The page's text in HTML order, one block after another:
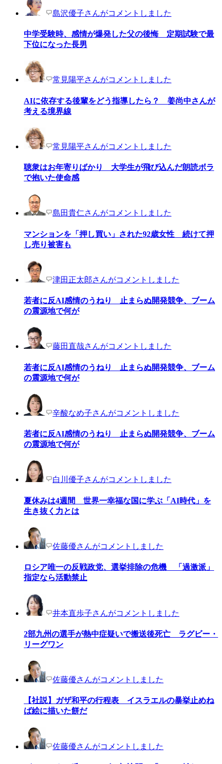
島沢優子さんがコメントしました
中学受験時、感情が爆発した父の後悔 定期試験で最
下位になった長男
常見陽平さんがコメントしました
AIに依存する後輩をどう指導したら？ 姜尚中さんが
考える境界線
常見陽平さんがコメントしました
聴衆はお年寄りばかり 大学生が飛び込んだ朗読ボラ
で抱いた使命感
島田貴仁さんがコメントしました
マンションを「押し買い」された92歳女性 続けて押
し売り被害も
津田正太郎さんがコメントしました
若者に反AI感情のうねり 止まらぬ開発競争、ブーム
の震源地で何が
藤田直哉さんがコメントしました
若者に反AI感情のうねり 止まらぬ開発競争、ブーム
の震源地で何が
辛酸なめ子さんがコメントしました
若者に反AI感情のうねり 止まらぬ開発競争、ブーム
の震源地で何が
白川優子さんがコメントしました
夏休みは4週間 世界一幸福な国に学ぶ「AI時代」を
生き抜く力とは
佐藤優さんがコメントしました
ロシア唯一の反戦政党、選挙排除の危機 「過激派」
指定なら活動禁止
井本直歩子さんがコメントしました
2部九州の選手が熱中症疑いで搬送後死亡 ラグビー・
リーグワン
佐藤優さんがコメントしました
【社説】ガザ和平の行程表 イスラエルの暴挙止めね
ば絵に描いた餅だ
佐藤優さんがコメントしました